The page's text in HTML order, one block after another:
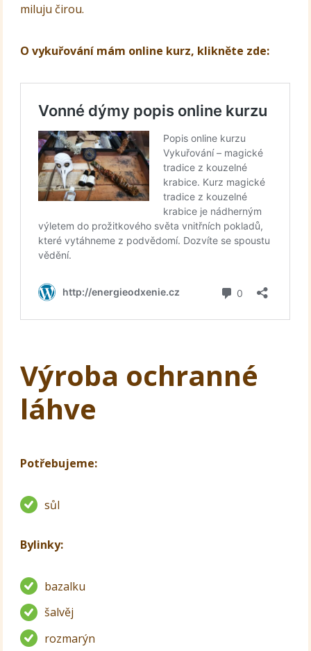
miluju čirou.
O vykuřování mám online kurz, klikněte zde:
Výroba ochranné
láhve
Potřebujeme:
sůl
Bylinky:
bazalku
šalvěj
rozmarýn